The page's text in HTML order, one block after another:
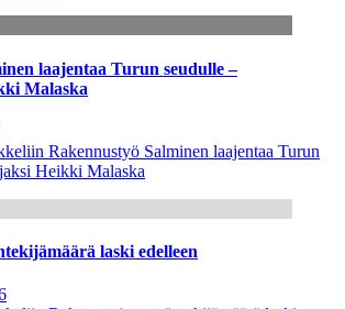
laajentaa Turun seudulle –
Malaska
Rakennustyö Salminen laajentaa Turun
Heikki Malaska
laski edelleen